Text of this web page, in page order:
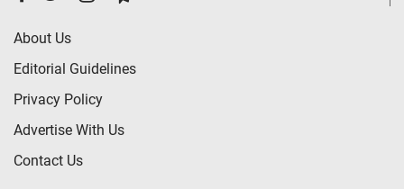
About Us
Editorial Guidelines
Privacy Policy
Advertise With Us
Contact Us